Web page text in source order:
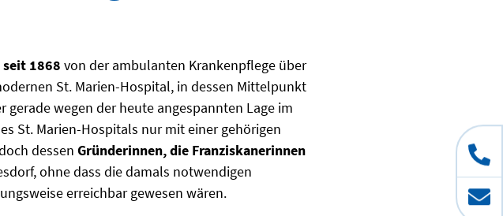
seit 1868 von der ambulanten Krankenpflege über
St. Marien-Hospital, in dessen Mittelpunkt
wegen der heute angespannten Lage im
St. Marien-Hospitals nur mit einer gehörigen
dessen Gründerinnen, die Franziskanerinnen
ohne dass die damals notwendigen
erreichbar gewesen wären.